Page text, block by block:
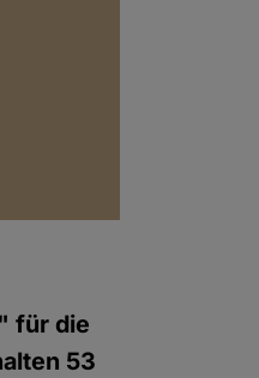
für die
53